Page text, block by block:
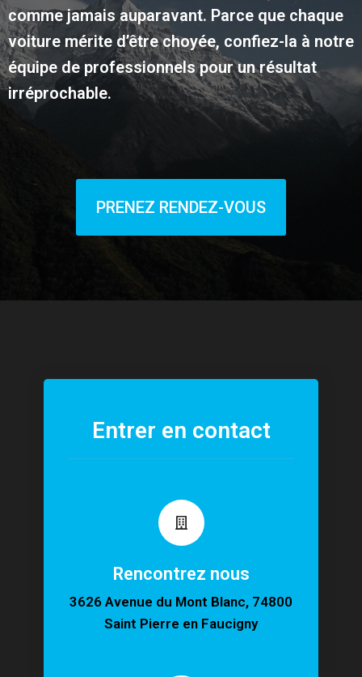
comme jamais auparavant. Parce que chaque
voiture mérite d’être choyée, confiez-la à notre
équipe de professionnels pour un résultat
irréprochable.
PRENEZ RENDEZ-VOUS
Entrer en contact
Rencontrez nous
3626 Avenue du Mont Blanc, 74800
Saint Pierre en Faucigny